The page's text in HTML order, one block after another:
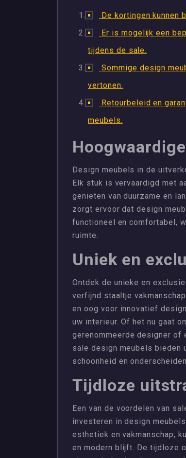
De kortingen kunnen
Er is mogelijk een
tijdens de sale.
Sommige design
vertonen.
Retourbeleid en
meubels.
Design meubels in de
Elk stuk is vervaardigd met
genieten van duurzame en
zorgt ervoor dat design
functioneel en comfortabel,
ruimte.
Uniek en
Ontdek de unieke en
verfijnd staaltje
en oog voor innovatief
uw interieur. Of het nu gaat
gerenommeerde designer
sale design meubels bieden
schoonheid en
Tijdloze
Een van de voordelen van
investeren in design
esthetiek en vakmanschap,
en modern blijft. De tijdloze